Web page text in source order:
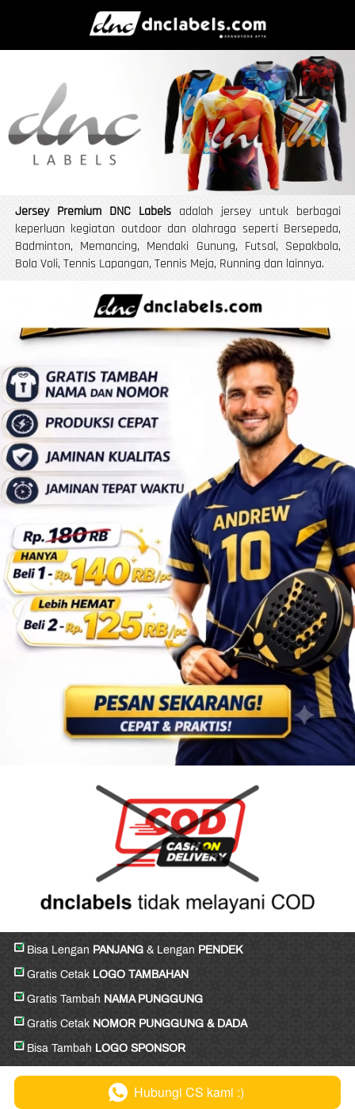
Jersey Premium DNC Labels adalah jersey untuk berbagai
keperluan kegiatan outdoor dan olahraga seperti Bersepeda,
Badminton, Memancing, Mendaki Gunung, Futsal, Sepakbola,
Bola Voli, Tennis Lapangan, Tennis Meja, Running dan lainnya.
Bisa Lengan PANJANG & Lengan PENDEK
Gratis Cetak LOGO TAMBAHAN
Gratis Tambah NAMA PUNGGUNG
Gratis Cetak NOMOR PUNGGUNG & DADA
Bisa Tambah LOGO SPONSOR
` Hubungi CS kami :)